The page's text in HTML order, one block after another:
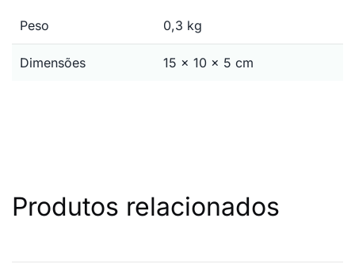
Peso 0,3 kg
Dimensões 15 × 10 × 5 cm
Produtos relacionados